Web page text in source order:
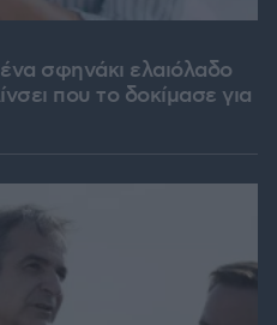
σφηνάκι ελαιόλαδο
που το δοκίμασε για